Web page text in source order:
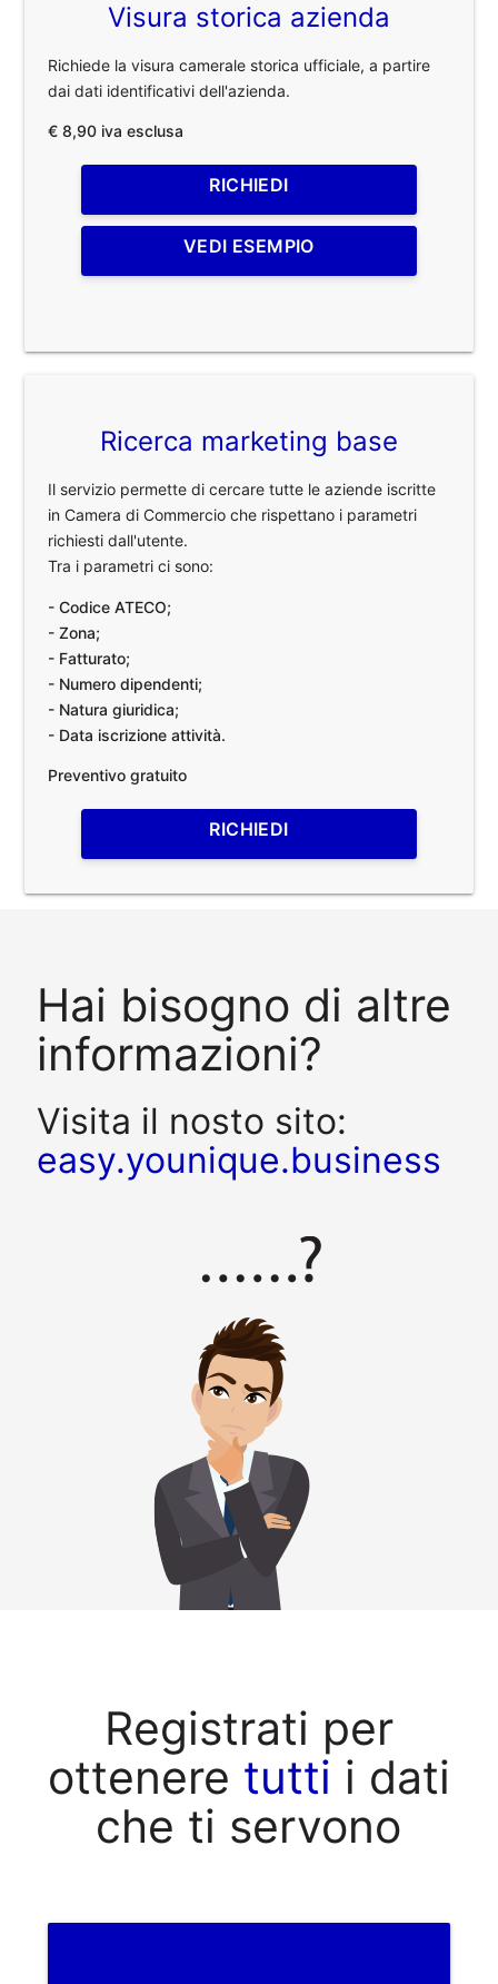
Visura storica azienda
Richiede la visura camerale storica ufficiale, a partire
dai dati identificativi dell'azienda.
€ 8,90 iva esclusa
RICHIEDI
VEDI ESEMPIO
Ricerca marketing base
Il servizio permette di cercare tutte le aziende iscritte
in Camera di Commercio che rispettano i parametri
richiesti dall'utente.
Tra i parametri ci sono:
- Codice ATECO;
- Zona;
- Fatturato;
- Numero dipendenti;
- Natura giuridica;
- Data iscrizione attività.
Preventivo gratuito
RICHIEDI
Hai bisogno di altre
informazioni?
Visita il nosto sito:
easy.younique.business
Registrati per
ottenere tutti i dati
che ti servono